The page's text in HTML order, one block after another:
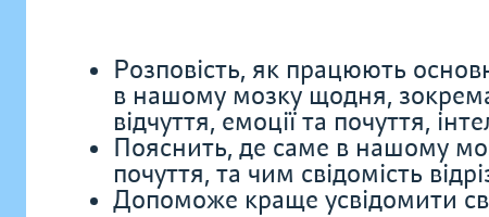
Розповість, як працюють
в нашому мозку щодня,
відчуття, емоції та почуття,
Пояснить, де саме в нашому
почуття, та чим свідомість
Допоможе краще усвідомити